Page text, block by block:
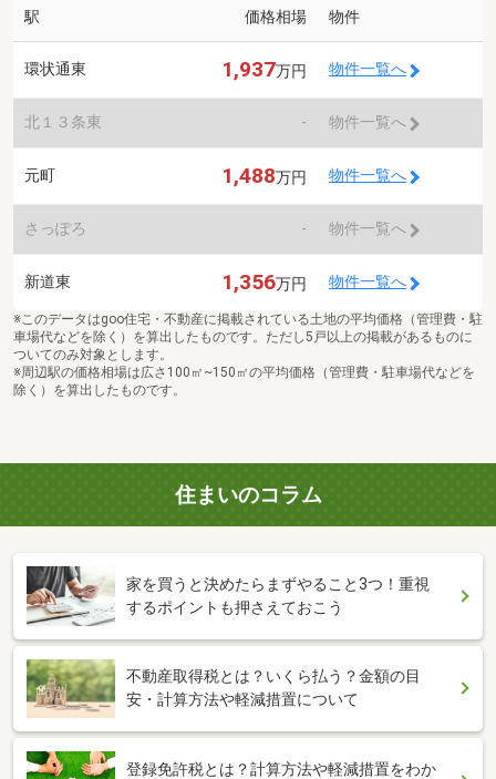
駅 価格相場 物件
環状通東 1,937万円 物件一覧へ
北１３条東 - 物件一覧へ
元町 1,488万円 物件一覧へ
さっぽろ - 物件一覧へ
新道東 1,356万円 物件一覧へ
※このデータはgoo住宅・不動産に掲載されている土地の平均価格（管理費・駐
車場代などを除く）を算出したものです。ただし5戸以上の掲載があるものに
ついてのみ対象とします。
※周辺駅の価格相場は広さ100㎡~150㎡の平均価格（管理費・駐車場代などを
除く）を算出したものです。
住まいのコラム
家を買うと決めたらまずやること3つ！重視
するポイントも押さえておこう
不動産取得税とは？いくら払う？金額の目
安・計算方法や軽減措置について
登録免許税とは？計算方法や軽減措置をわか